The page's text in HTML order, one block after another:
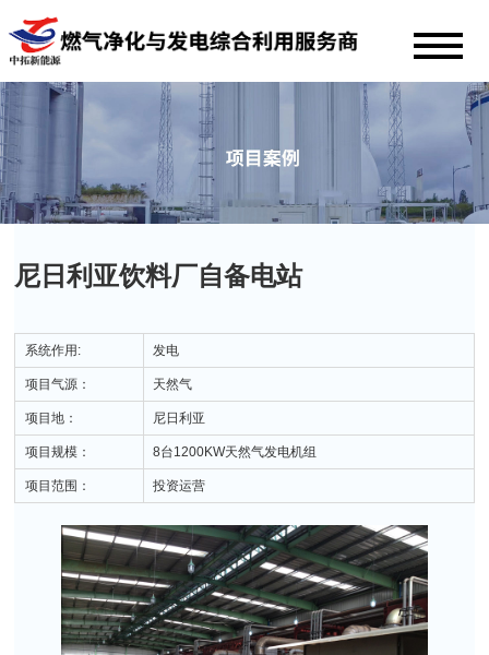
尼日利亚饮料厂自备电站
系统作用: 发电
项目气源： 天然气
项目地： 尼日利亚
项目规模： 8台1200KW天然气发电机组
项目范围： 投资运营